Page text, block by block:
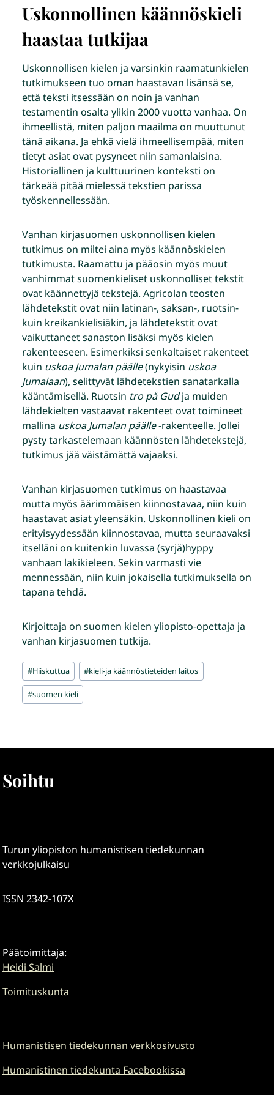
Uskonnollinen käännöskieli
haastaa tutkijaa
Uskonnollisen kielen ja varsinkin raamatunkielen
tutkimukseen tuo oman haastavan lisänsä se,
että teksti itsessään on noin ja vanhan
testamentin osalta ylikin 2000 vuotta vanhaa. On
ihmeellistä, miten paljon maailma on muuttunut
tänä aikana. Ja ehkä vielä ihmeellisempää, miten
tietyt asiat ovat pysyneet niin samanlaisina.
Historiallinen ja kulttuurinen konteksti on
tärkeää pitää mielessä tekstien parissa
työskennellessään.
Vanhan kirjasuomen uskonnollisen kielen
tutkimus on miltei aina myös käännöskielen
tutkimusta. Raamattu ja pääosin myös muut
vanhimmat suomenkieliset uskonnolliset tekstit
ovat käännettyjä tekstejä. Agricolan teosten
lähdetekstit ovat niin latinan-, saksan-, ruotsin-
kuin kreikankielisiäkin, ja lähdetekstit ovat
vaikuttaneet sanaston lisäksi myös kielen
rakenteeseen. Esimerkiksi senkaltaiset rakenteet
kuin uskoa Jumalan päälle(nykyisin uskoa
Jumalaan), selittyvät lähdetekstien sanatarkalla
kääntämisellä. Ruotsin tro på Gudja muiden
lähdekielten vastaavat rakenteet ovat toimineet
mallina uskoa Jumalan päälle-rakenteelle. Jollei
pysty tarkastelemaan käännösten lähdetekstejä,
tutkimus jää väistämättä vajaaksi.
Vanhan kirjasuomen tutkimus on haastavaa
mutta myös äärimmäisen kiinnostavaa, niin kuin
haastavat asiat yleensäkin. Uskonnollinen kieli on
erityisyydessään kiinnostavaa, mutta seuraavaksi
itselläni on kuitenkin luvassa (syrjä)hyppy
vanhaan lakikieleen. Sekin varmasti vie
mennessään, niin kuin jokaisella tutkimuksella on
tapana tehdä.
Kirjoittaja on suomen kielen yliopisto-opettaja ja
vanhan kirjasuomen tutkija.
Avainsanat:
#Hiiskuttua #kieli-ja käännöstieteiden laitos
#suomen kieli
Soihtu
Turun yliopiston humanistisen tiedekunnan
verkkojulkaisu
ISSN 2342-107X
Päätoimittaja:
Heidi Salmi
Toimituskunta
Humanistisen tiedekunnan verkkosivusto
Humanistinen tiedekunta Facebookissa